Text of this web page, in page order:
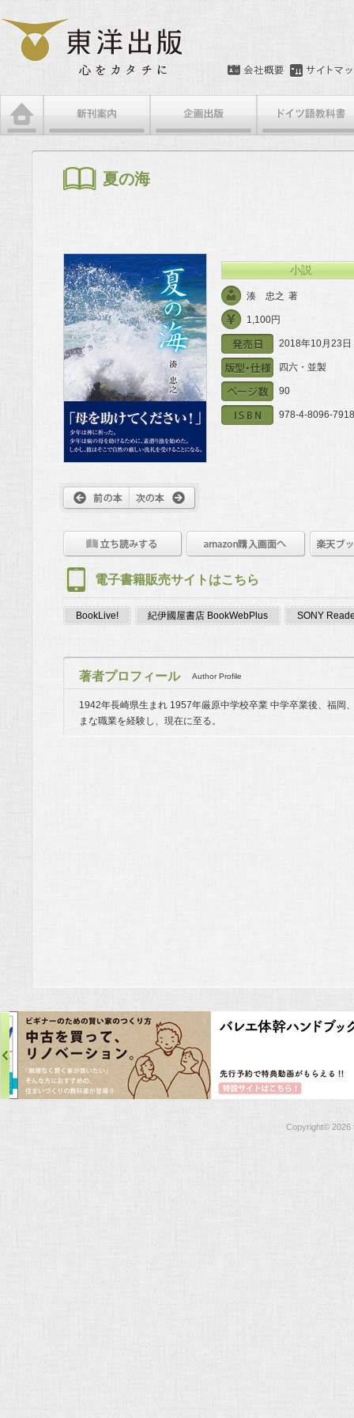
メインメニュー
メインコンテンツへ移動
サブコンテンツへ移動
夏の海
小説
湊 忠之 著
1,100円
2018年10月23日
四六・並製
90
978-4-8096-
電子書籍販売サイトはこちら
BookLive! 紀伊國屋書店 BookWebPlus SONY
著者プロフィール Author Profile
1942年長崎県生まれ 1957年厳原中学校卒業 中学卒業後、福岡
まな職業を経験し、現在に至る。
Copyright© 2026